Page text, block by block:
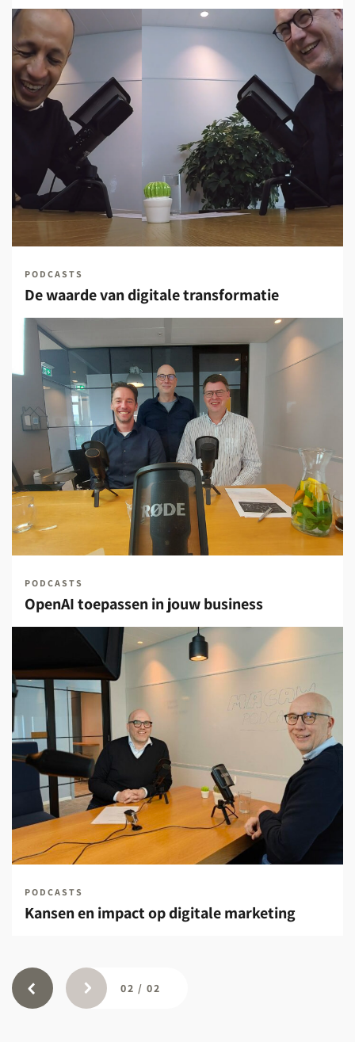
PODCASTS
De waarde van digitale transformatie
PODCASTS
OpenAI toepassen in jouw business
PODCASTS
Kansen en impact op digitale marketing
02 / 02